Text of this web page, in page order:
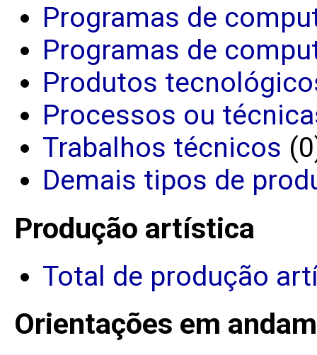
Programas de
Programas de
Produtos
Processos ou
Trabalhos técnicos
Demais tipos de
Produção artística
Total de produção
Orientações em